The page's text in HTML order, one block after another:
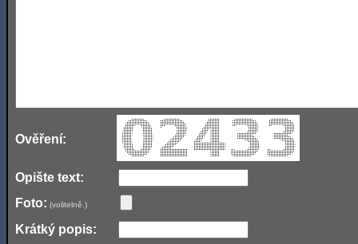
Ověření:
Opište text:
Foto: (volitelně.)
Krátký popis: